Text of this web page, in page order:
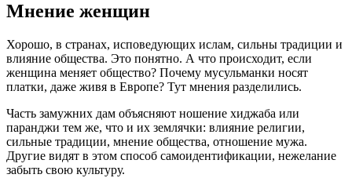
Мнение женщин
Хорошо, в странах, исповедующих ислам, сильны традиции и
влияние общества. Это понятно. А что происходит, если
женщина меняет общество? Почему мусульманки носят
платки, даже живя в Европе? Тут мнения разделились.
Часть замужних дам объясняют ношение хиджаба или
паранджи тем же, что и их землячки: влияние религии,
сильные традиции, мнение общества, отношение мужа.
Другие видят в этом способ самоидентификации, нежелание
забыть свою культуру.